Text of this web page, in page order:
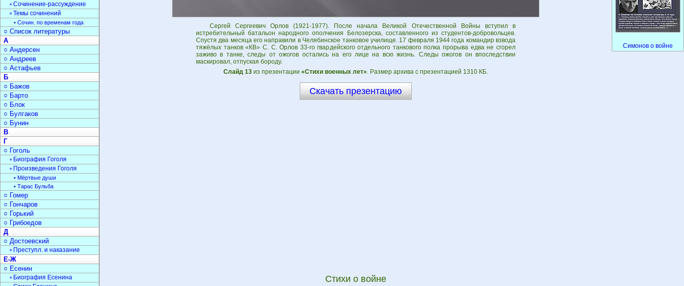
Сергей Сергеевич Орлов (1921-1977). После начала Великой Отечественной Войны вступил в
истребительный батальон народного ополчения Белозерска, составленного из студентов-добровольцев.
Спустя два месяца его направили в Челябинское танковое училище. 17 февраля 1944 года командир взвода
тяжёлых танков «КВ» С. С. Орлов 33-го гвардейского отдельного танкового полка прорыва едва не сгорел
заживо в танке, следы от ожогов остались на его лице на всю жизнь. Следы ожогов он впоследствии
маскировал, отпуская бороду.
Слайд 13 из презентации «Стихи военных лет». Размер архива с презентацией 1310 КБ.
Скачать презентацию
Стихи о войне
▫ Сочинение-рассуждение
▫ Темы сочинений
• Сочин. по временам года
○ Список литературы
А
○ Андерсен
○ Андреев
○ Астафьев
Б
○ Бажов
○ Барто
○ Блок
○ Булгаков
○ Бунин
В
Г
○ Гоголь
▫ Биография Гоголя
▫ Произведения Гоголя
• Мёртвые души
• Тарас Бульба
○ Гомер
○ Гончаров
○ Горький
○ Грибоедов
Д
○ Достоевский
▫ Преступл. и наказание
Е-Ж
○ Есенин
▫ Биография Есенина
Симонов о войне